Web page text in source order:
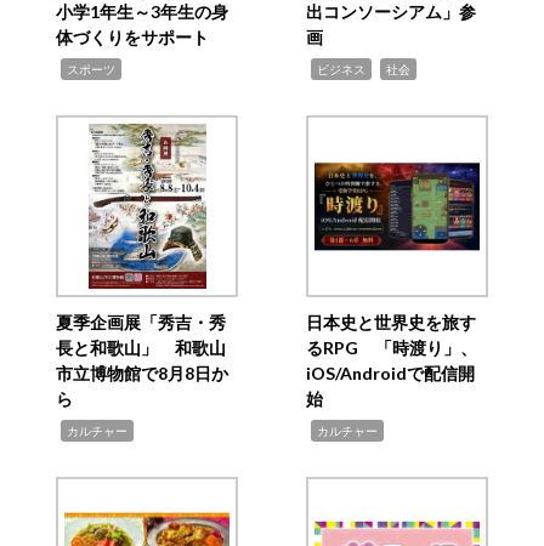
小学1年生～3年生の身
体づくりをサポート
スポーツ
出コンソーシアム」参
画
ビジネス 社会
夏季企画展「秀吉・秀
長と和歌山」 和歌山
市立博物館で8月8日か
ら
カルチャー
日本史と世界史を旅す
るRPG 「時渡り」、
iOS/Androidで配信開
始
カルチャー